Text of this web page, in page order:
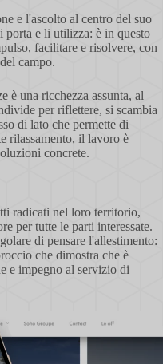
e l'ascolto al centro del suo
porta e li utilizza: è in questo
facilitare e risolvere, con
campo.
è una ricchezza assunta, al
per riflettere, si scambia
di lato che permette di
rilassamento, il lavoro è
concrete.
radicati nel loro territorio,
per tutte le parti interessate.
di pensare l'allestimento:
che dimostra che è
e impegno al servizio di